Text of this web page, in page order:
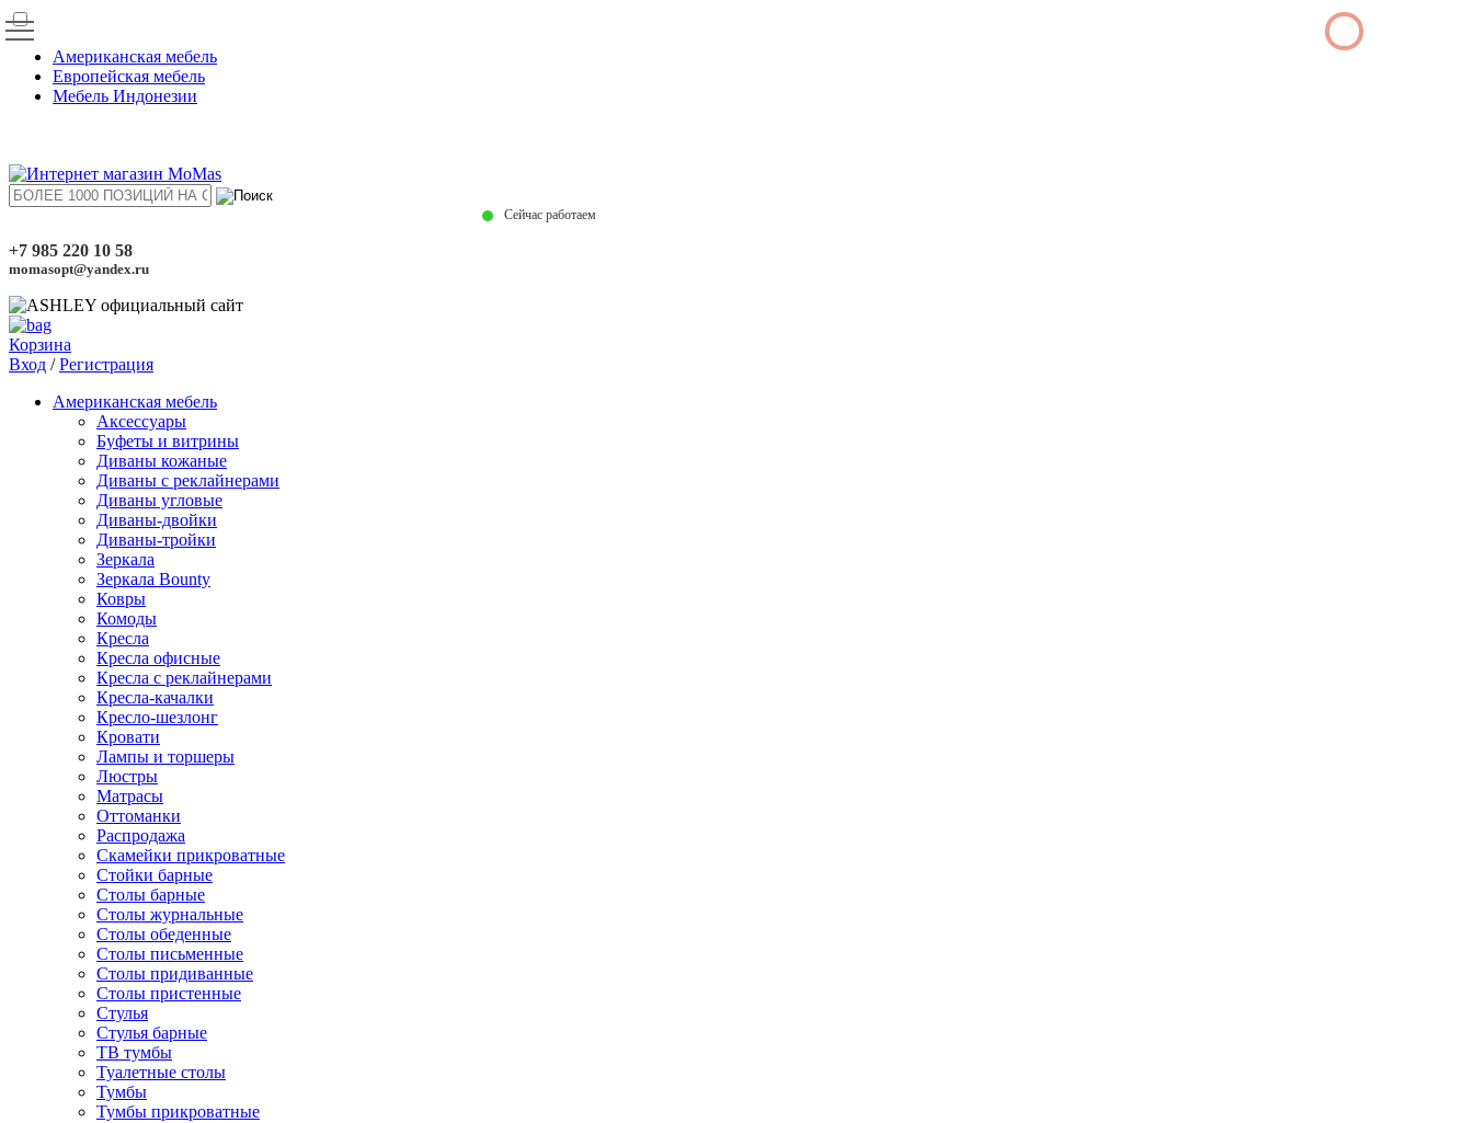
Американская мебель
Европейская мебель
Мебель Индонезии
Сейчас работаем
+7 985 220 10 58
momasopt@yandex.ru
Корзина
Вход /Регистрация
Американская мебель
Аксессуары
Буфеты и витрины
Диваны кожаные
Диваны с реклайнерами
Диваны угловые
Диваны-двойки
Диваны-тройки
Зеркала
Зеркала Bounty
Ковры
Комоды
Кресла
Кресла офисные
Кресла с реклайнерами
Кресла-качалки
Кресло-шезлонг
Кровати
Лампы и торшеры
Люстры
Матрасы
Оттоманки
Распродажа
Скамейки прикроватные
Стойки барные
Столы барные
Столы журнальные
Столы обеденные
Столы письменные
Столы придиванные
Столы пристенные
Стулья
Стулья барные
ТВ тумбы
Туалетные столы
Тумбы
Тумбы прикроватные